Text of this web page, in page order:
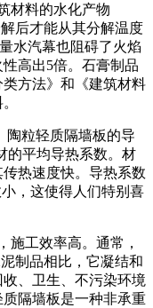
材料的水化产物
后才能从其分解温度
水汽幕也阻碍了火焰
高出5倍。石膏制品
方法》和《建筑材料
粒轻质隔墙板的导
的平均导热系数。材
热速度快。导热系数
，这使得人们特别喜
工效率高。通常，
制品相比，它凝结和
、卫生、不污染环境
隔墙板是一种非承重